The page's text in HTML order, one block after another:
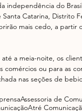
independência do
Santa Catarina, Distrito
mais cedo, a partir
a meia-noite, os
comércios ou para as
nas seções de
Assessoria de
Atré